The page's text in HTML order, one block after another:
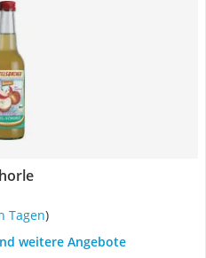
Tagen)
weitere Angebote